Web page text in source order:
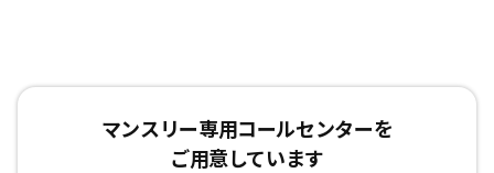
マンスリー専用コールセンターを
ご用意しています